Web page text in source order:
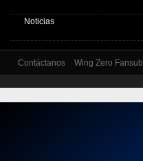
Noticias
Contáctanos Wing Zero Fansub